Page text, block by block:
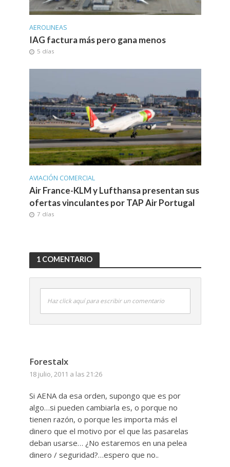
AEROLINEAS
IAG factura más pero gana menos
5 días
AVIACIÓN COMERCIAL
Air France-KLM y Lufthansa presentan sus
ofertas vinculantes por TAP Air Portugal
7 días
1 COMENTARIO
Haz click aquí para escribir un comentario
Forestalx
18 julio, 2011 a las 21:26
Si AENA da esa orden, supongo que es por
algo…si pueden cambiarla es, o porque no
tienen razón, o porque les importa más el
dinero que el motivo por el que las pasarelas
deban usarse… ¿No estaremos en una pelea
dinero / seguridad?…espero que no..